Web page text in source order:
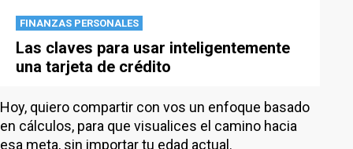
FINANZAS PERSONALES
Las claves para usar inteligentemente
una tarjeta de crédito
Hoy, quiero compartir con vos un enfoque basado
en cálculos, para que visualices el camino hacia
esa meta, sin importar tu edad actual.